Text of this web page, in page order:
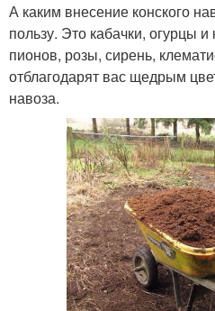
А каким внесение конского
пользу. Это кабачки, огурцы
пионов, розы, сирень,
отблагодарят вас щедрым
навоза.